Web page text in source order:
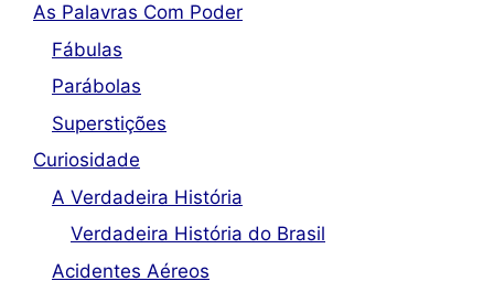
As Palavras Com Poder
Fábulas
Parábolas
Superstições
Curiosidade
A Verdadeira História
Verdadeira História do Brasil
Acidentes Aéreos